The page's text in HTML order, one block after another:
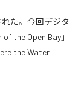
れた。今回デジタ
the Open Bay」
the Water